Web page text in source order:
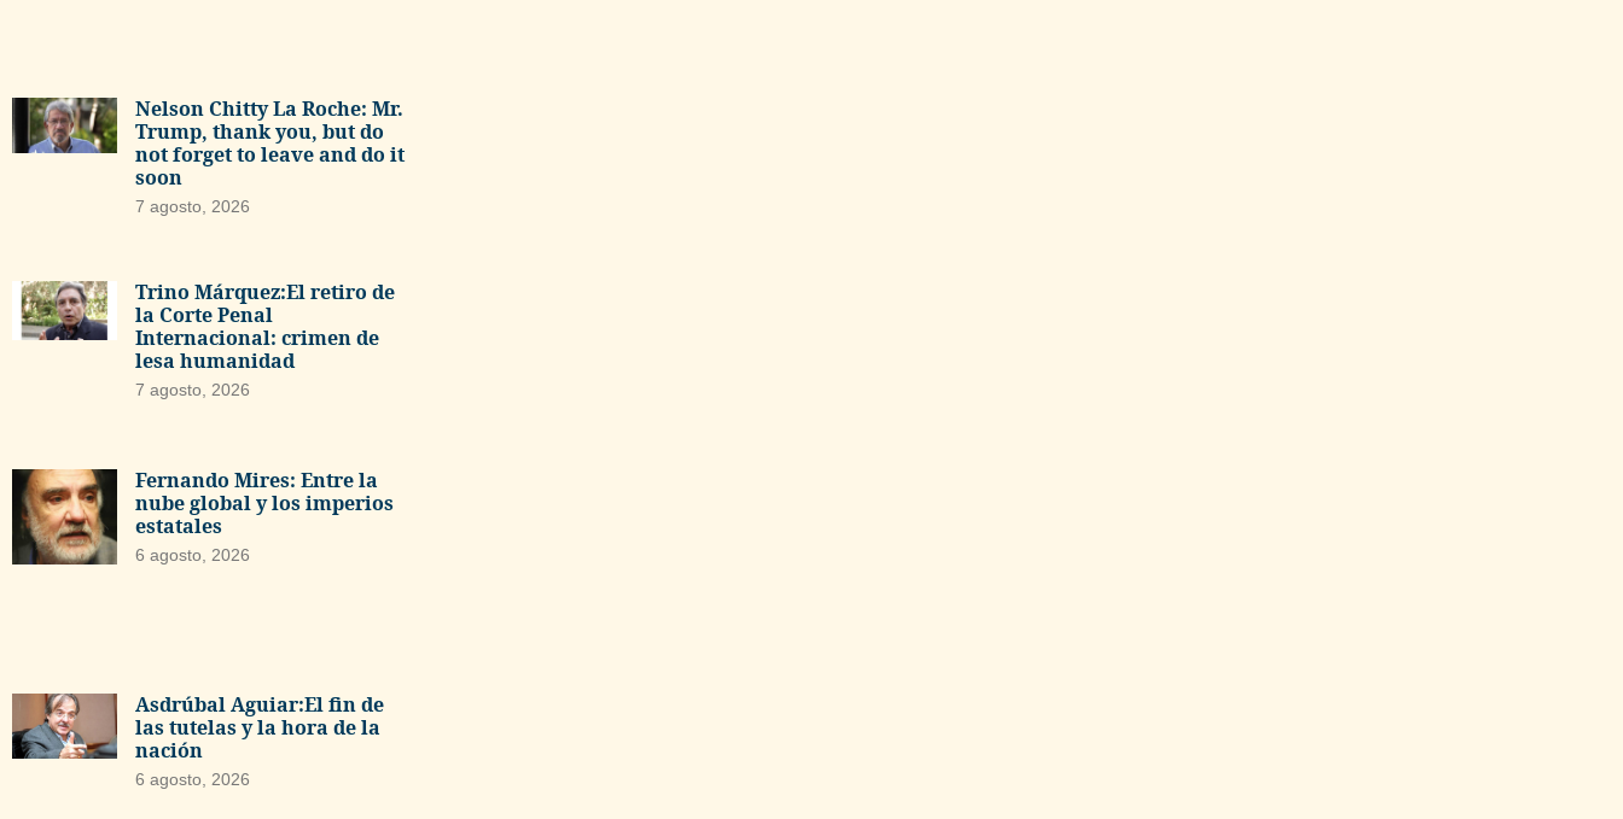
Nelson Chitty La Roche: Mr.
Trump, thank you, but do
not forget to leave and do it
soon
7 agosto, 2026
Trino Márquez:El retiro de
la Corte Penal
Internacional: crimen de
lesa humanidad
7 agosto, 2026
Fernando Mires: Entre la
nube global y los imperios
estatales
6 agosto, 2026
Asdrúbal Aguiar:El fin de
las tutelas y la hora de la
nación
6 agosto, 2026